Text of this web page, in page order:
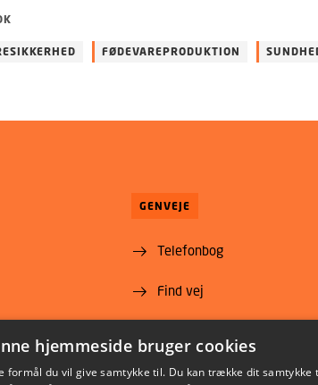
FØDEVAREPRODUKTION
GENVEJE
Telefonbog
Find vej
Abonnér på Nyt fra DTU
hjemmeside bruger cookies
formål du vil give samtykke til. Du kan trække dit samtykke